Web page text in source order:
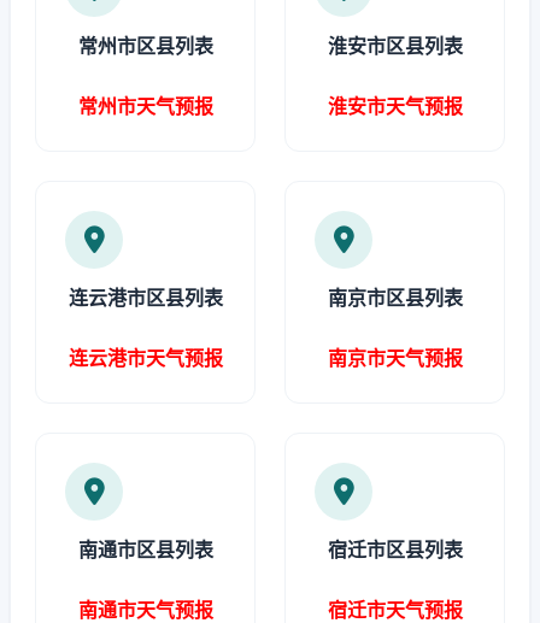
常州市区县列表
常州市天气预报
淮安市区县列表
淮安市天气预报
连云港市区县列表
连云港市天气预报
南京市区县列表
南京市天气预报
南通市区县列表
南通市天气预报
宿迁市区县列表
宿迁市天气预报